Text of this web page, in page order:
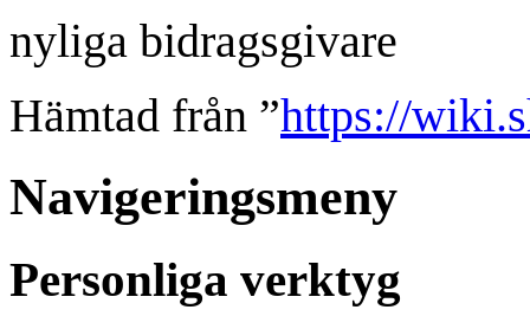
nyliga bidragsgivare
Hämtad från ”https://
Navigeringsmeny
Personliga verktyg